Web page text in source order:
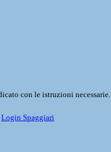
con le istruzioni necessarie.
Login Spaggiari